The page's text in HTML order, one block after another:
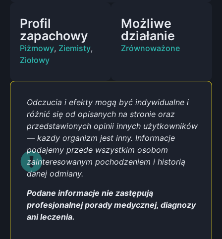
Profil
zapachowy
Piżmowy, Ziemisty,
Ziołowy
Możliwe
działanie
Zrównoważone
Odczucia i efekty mogą być indywidualne i
różnić się od opisanych na stronie oraz
przedstawionych opinii innych użytkowników
— kazdy organizm jest inny. Informacje
podajemy przede wszystkim osobom
zainteresowanym pochodzeniem i historią
danej odmiany.
Podane informacje nie zastępują
profesjonalnej porady medycznej, diagnozy
ani leczenia.